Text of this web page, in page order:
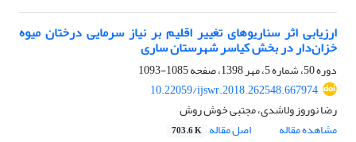
ارزیابی اثر سناریوهای تغییر اقلیم بر نیاز سرمایی درختان میوه
خزان‌دار در بخش کیاسر شهرستان ساری
دوره 50، شماره 5، مهر 1398، صفحه
1085-1093
10.22059/ijswr.2018.262548.667974
رضا نوروز ولاشدی، مجتبی خوش روش
مشاهده مقاله
اصل مقاله 703.6 K